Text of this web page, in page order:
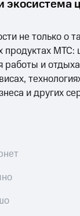
экосистема
не только о
продуктах
работы и
и других